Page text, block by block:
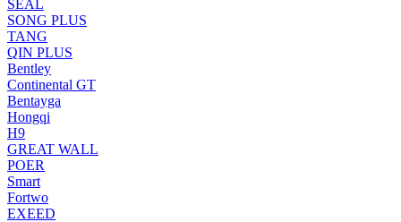
SEAL
SONG PLUS
TANG
QIN PLUS
Bentley
Continental GT
Bentayga
Hongqi
H9
GREAT WALL
POER
Smart
Fortwo
EXEED